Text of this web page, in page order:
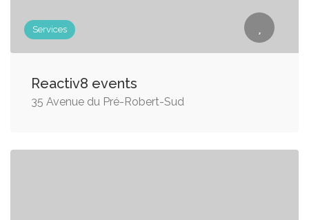
Services
Reactiv8 events
35 Avenue du Pré-Robert-Sud